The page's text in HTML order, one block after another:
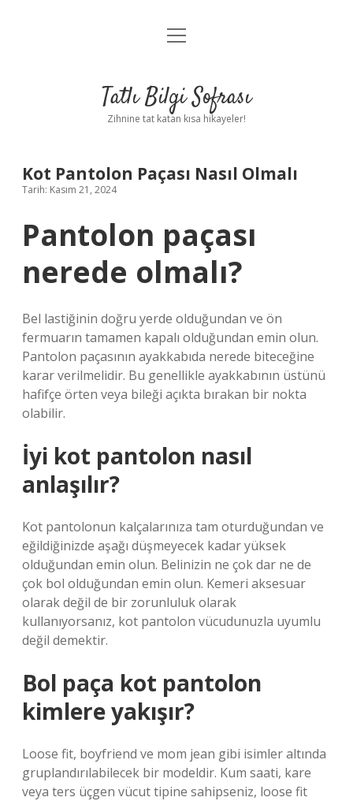
Anasayfa
Yasal Uyarı
menüyü
Tatlı Bilgi Sofrası
Zihnine tat katan kısa hikayeler!
Kot Pantolon Paçası Nasıl Olmalı
Tarih: Kasım 21, 2024
Pantolon paçası
nerede olmalı?
Bel lastiğinin doğru yerde olduğundan ve ön
fermuarın tamamen kapalı olduğundan emin olun.
Pantolon paçasının ayakkabıda nerede biteceğine
karar verilmelidir. Bu genellikle ayakkabının üstünü
hafifçe örten veya bileği açıkta bırakan bir nokta
olabilir.
İyi kot pantolon nasıl
anlaşılır?
Kot pantolonun kalçalarınıza tam oturduğundan ve
eğildiğinizde aşağı düşmeyecek kadar yüksek
olduğundan emin olun. Belinizin ne çok dar ne de
çok bol olduğundan emin olun. Kemeri aksesuar
olarak değil de bir zorunluluk olarak
kullanıyorsanız, kot pantolon vücudunuzla uyumlu
değil demektir.
Bol paça kot pantolon
kimlere yakışır?
Loose fit, boyfriend ve mom jean gibi isimler altında
gruplandırılabilecek bir modeldir. Kum saati, kare
veya ters üçgen vücut tipine sahipseniz, loose fit